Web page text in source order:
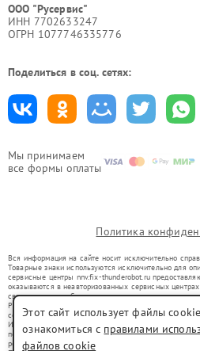
Мы принимаем
все формы оплаты
ООО "Русервис"
ИНН 7702633247
ОГРН 1077746335776
Поделиться в соц. сетях:
Политика
Вся информация на сайте носит исключительно
Товарные знаки используются исключительно для
сервисные центры nnv.fix-thunderobot.ru
оказываются в неавторизованных сервисных
связаны с правообладателями товарных знаков или
Ремонт осуществляется для устройств, уже
со статьей 1487 ГК РФ.
Использование товарных знаков не преследует цели
потребителей в заблуждение, а служит для
ремонту техники указанных брендов.
Этот сайт использует файлы
ознакомиться с правилами
файлов cookie